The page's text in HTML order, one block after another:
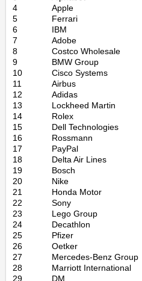
4
Apple
5
Ferrari
6
IBM
7
Adobe
8
Costco Wholesale
9
BMW Group
10
Cisco Systems
11
Airbus
12
Adidas
13
Lockheed Martin
14
Rolex
15
Dell Technologies
16
Rossmann
17
PayPal
18
Delta Air Lines
19
Bosch
20
Nike
21
Honda Motor
22
Sony
23
Lego Group
24
Decathlon
25
Pfizer
26
Oetker
27
Mercedes-Benz Group
28
Marriott International
29
DM